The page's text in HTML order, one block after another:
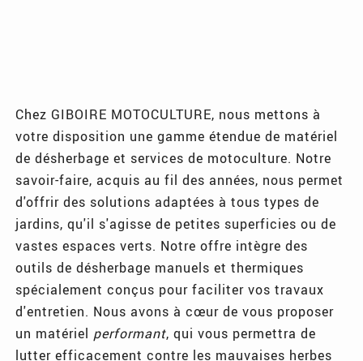
Chez GIBOIRE MOTOCULTURE, nous mettons à
votre disposition une gamme étendue de matériel
de désherbage et services de motoculture. Notre
savoir-faire, acquis au fil des années, nous permet
d'offrir des solutions adaptées à tous types de
jardins, qu'il s'agisse de petites superficies ou de
vastes espaces verts. Notre offre intègre des
outils de désherbage manuels et thermiques
spécialement conçus pour faciliter vos travaux
d'entretien. Nous avons à cœur de vous proposer
un matériel performant, qui vous permettra de
lutter efficacement contre les mauvaises herbes